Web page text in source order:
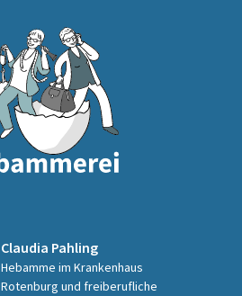
Claudia Pahling
Hebamme im Krankenhaus
Rotenburg und freiberufliche